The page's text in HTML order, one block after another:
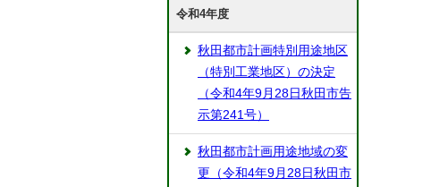
令和4年度
秋田都市計画特別用途地区
（特別工業地区）の決定
（令和4年9月28日秋田市告
示第241号）
秋田都市計画用途地域の変
更（令和4年9月28日秋田市